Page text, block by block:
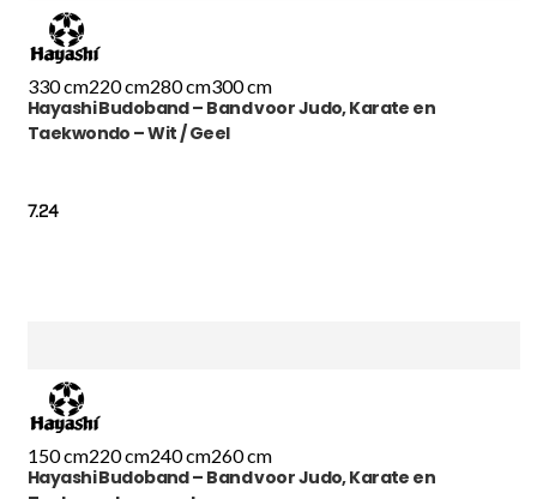
330 cm220 cm280 cm300 cm
Hayashi Budoband – Band voor Judo, Karate en
Taekwondo – Wit / Geel
7.24
150 cm220 cm240 cm260 cm
Hayashi Budoband – Band voor Judo, Karate en